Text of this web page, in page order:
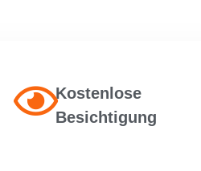
Kostenlose
Besichtigung